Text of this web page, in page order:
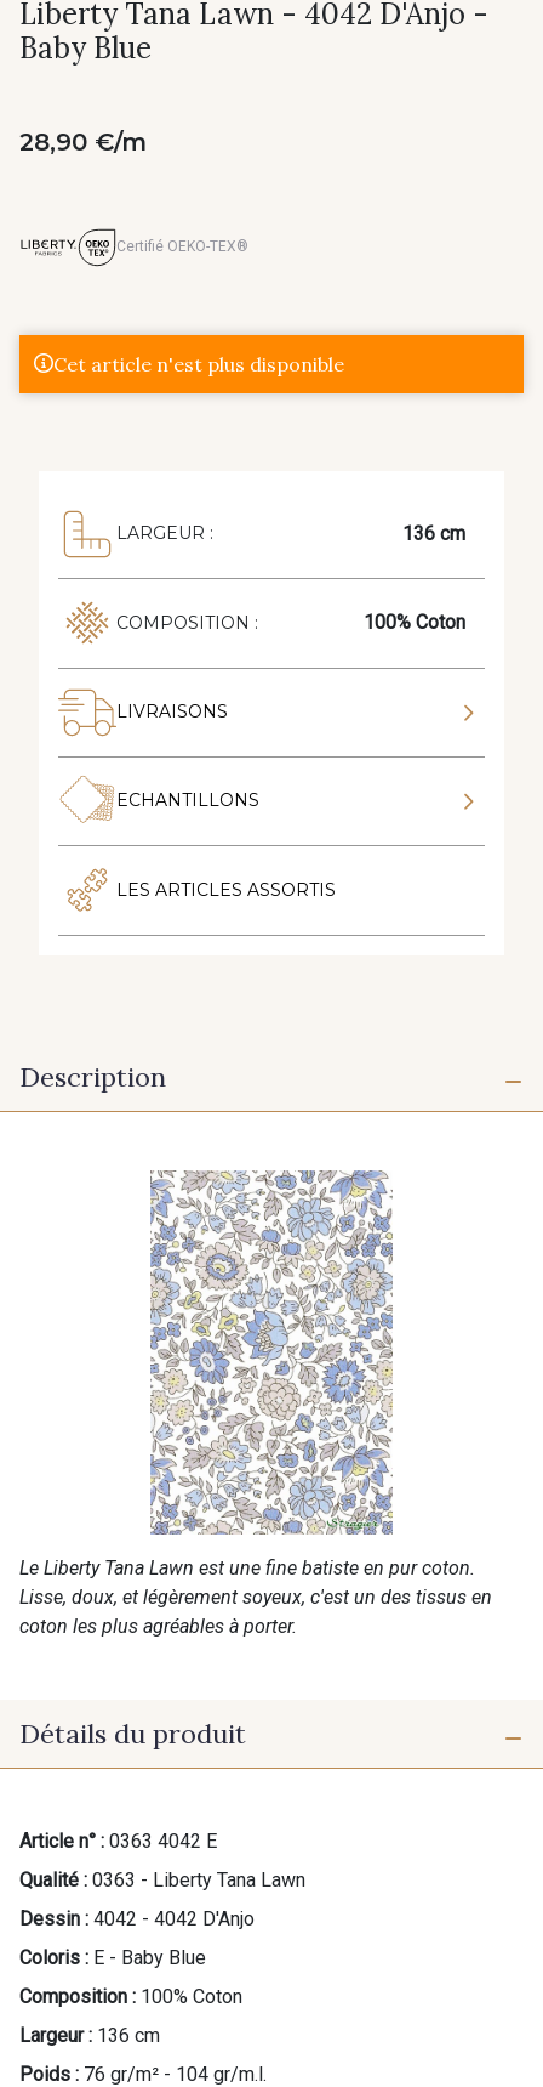
Liberty Tana Lawn - 4042 D'Anjo -
Baby Blue
28,90 €/m
Certifié OEKO-TEX®
Cet article n'est plus disponible
LARGEUR : 136 cm
COMPOSITION : 100% Coton
LIVRAISONS
ECHANTILLONS
LES ARTICLES ASSORTIS
Description
Le Liberty Tana Lawn est une fine batiste en pur coton.
Lisse, doux, et légèrement soyeux, c'est un des tissus en
coton les plus agréables à porter.
Détails du produit
Article n° : 0363 4042 E
Qualité : 0363 - Liberty Tana Lawn
Dessin : 4042 - 4042 D'Anjo
Coloris : E - Baby Blue
Composition : 100% Coton
Largeur : 136 cm
Poids : 76 gr/m² - 104 gr/m.l.
Cadeau : 10% offerts sur votre